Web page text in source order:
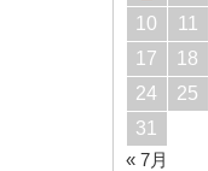
10
11
17
18
24
25
31
« 7月